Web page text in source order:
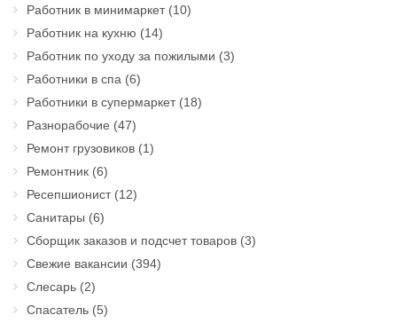
Работник в минимаркет(10)
Работник на кухню (14)
Работник по уходу за пожилыми (3)
Работники в спа (6)
Работники в супермаркет(18)
Разнорабочие (47)
Ремонт грузовиков (1)
Ремонтник (6)
Ресепшионист(12)
Санитары (6)
Сборщик заказов и подсчет товаров (3)
Свежие вакансии (394)
Слесарь (2)
Спасатель (5)